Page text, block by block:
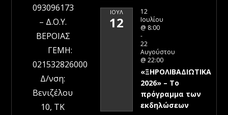
093096173
– Δ.Ο.Υ.
ΒΕΡΟΙΑΣ
ΓΕΜΗ:
021532826000
Δ/νση:
Βενιζέλου
10, ΤΚ
ΙΟΎΛ
12
12
Ιουλίου
@ 8:00
-
22
Αυγούστου
@ 22:00
«ΞΗΡΟΛΙΒΑΔΙΩΤΙΚΑ
2026» – To
πρόγραμμα των
εκδηλώσεων